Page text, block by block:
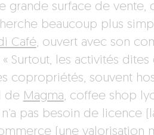
grande surface de vente,
beaucoup plus
Café, ouvert avec son
Surtout, les activités
copropriétés, souvent
de Magma, coffee shop
n’a pas besoin de licence
(une